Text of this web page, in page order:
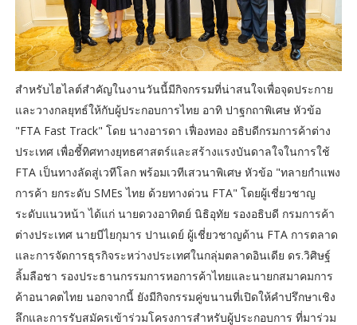
สำหรับไฮไลต์สำคัญในงานวันนี้มีกิจกรรมที่น่าสนใจเพื่อจุดประกาย
และวางกลยุทธ์ให้กับผู้ประกอบการไทย อาทิ ปาฐกถาพิเศษ หัวข้อ
"FTA Fast Track" โดย นางอารดา เฟื่องทอง อธิบดีกรมการค้าต่าง
ประเทศ เพื่อชี้ทิศทางยุทธศาสตร์และสร้างแรงบันดาลใจในการใช้
FTA เป็นทางลัดสู่เวทีโลก พร้อมเวทีเสวนาพิเศษ หัวข้อ "ทลายกำแพง
การค้า ยกระดับ SMEs ไทย ด้วยทางด่วน FTA" โดยผู้เชี่ยวชาญ
ระดับแนวหน้า ได้แก่ นายดวงอาทิตย์ นิธิอุทัย รองอธิบดี กรมการค้า
ต่างประเทศ นายบีไยกุมาร ปานเดย์ ผู้เชี่ยวชาญด้าน FTA การตลาด
และการจัดการธุรกิจระหว่างประเทศในกลุ่มตลาดอินเดีย ดร.วิศิษฐ์
ลิ้มลือชา รองประธานกรรมการหอการค้าไทยและนายกสมาคมการ
ค้าอนาคตไทย นอกจากนี้ ยังมีกิจกรรมคู่ขนานที่เปิดให้คำปรึกษาเชิง
ลึกและการรับสมัครเข้าร่วมโครงการสำหรับผู้ประกอบการ ที่มาร่วม